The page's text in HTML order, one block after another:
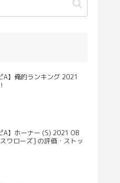
A】俺的ランキング 2021
A】ホーナー (S) 2021 OB
ワローズ] の評価・ストッ